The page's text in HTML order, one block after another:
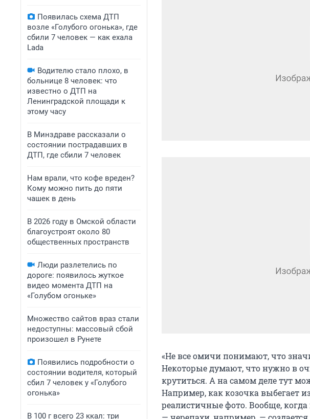
Появилась схема ДТП
возле «Голубого огонька», где
сбили 7 человек — как ехала
Lada
Водителю стало плохо, в
больнице 8 человек: что
известно о ДТП на
Ленинградской площади к
этому часу
В Минздраве рассказали о
состоянии пострадавших в
ДТП, где сбили 7 человек
Нам врали, что кофе вреден?
Кому можно пить до пяти
чашек в день
В 2026 году в Омской области
благоустроят около 80
общественных пространств
Люди разлетелись по
дороге: появилось жуткое
видео момента ДТП на
«Голубом огоньке»
Множество сайтов враз стали
недоступны: массовый сбой
произошел в Рунете
Появились подробности о
состоянии водителя, который
сбил 7 человек у «Голубого
огонька»
В 100 г всего 23 ккал: три
«Не все омичи понимают, что
Некоторые думают, что нужно в
крутиться. А на самом деле тут
Например, как козочка выбегает
реалистичные фото. Вообще,